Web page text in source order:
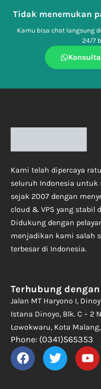
Tidak menemukan
Kamu bisa chat langsung
24/7
Kami telah dipercaya
seluruh Indonesia
sejak 2007 dengan
cloud & VPS yang stabil
Didukung dengan
menjadikan kami salah
terbesar di Indonesia.
Terhubung
Jalan MT Haryono I,
Istana Dinoyo, Blk. C – 2
Lowokwaru, Kota
Phone: (0341)565353